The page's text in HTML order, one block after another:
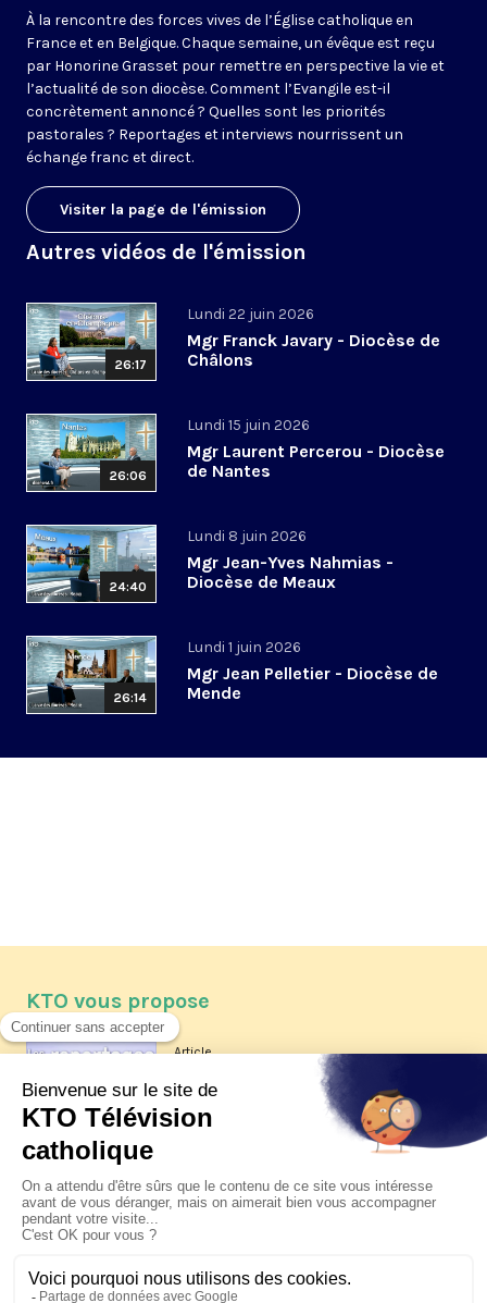
À la rencontre des forces vives de l’Église catholique en
France et en Belgique. Chaque semaine, un évêque est reçu
par Honorine Grasset pour remettre en perspective la vie et
l’actualité de son diocèse. Comment l’Evangile est-il
concrètement annoncé ? Quelles sont les priorités
pastorales ? Reportages et interviews nourrissent un
échange franc et direct.
Visiter la page de l'émission
Autres vidéos de l'émission
26:17
Lundi 22 juin 2026
Mgr Franck Javary - Diocèse de
Châlons
26:06
Lundi 15 juin 2026
Mgr Laurent Percerou - Diocèse
de Nantes
24:40
Lundi 8 juin 2026
Mgr Jean-Yves Nahmias -
Diocèse de Meaux
26:14
Lundi 1 juin 2026
Mgr Jean Pelletier - Diocèse de
Mende
KTO vous propose
Article
Les reportages d'été 2026 de KTO
La visite pastorale du pape Léon
XIV à Assise à suivre sur KTO le
jeudi 6 août
Le pape en Uruguay, Argentine et
Pérou du 6 au 17 novembre 2026